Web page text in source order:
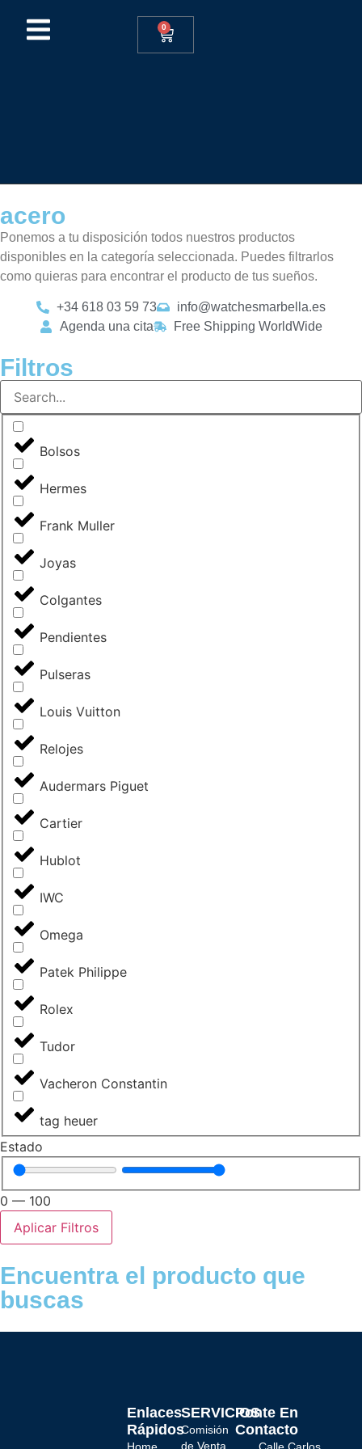
0
acero
Ponemos a tu disposición todos nuestros productos
disponibles en la categoría seleccionada. Puedes filtrarlos
como quieras para encontrar el producto de tus sueños.
+34 618 03 59 73
info@watchesmarbella.es
Agenda una cita
Free Shipping WorldWide
Filtros
Bolsos
Hermes
Frank Muller
Joyas
Colgantes
Pendientes
Pulseras
Louis Vuitton
Relojes
Audermars Piguet
Cartier
Hublot
IWC
Omega
Patek Philippe
Rolex
Tudor
Vacheron Constantin
tag heuer
Estado
0 — 100
Aplicar Filtros
Encuentra el producto que
buscas
SERVICIOS
Comisión
de Venta
Enlaces
Rápidos
Ponte En
Contacto